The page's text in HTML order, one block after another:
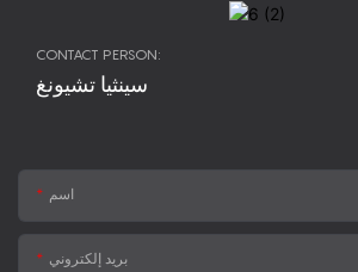
CONTACT PERSON:
سينثيا تشيونغ
اسم
بريد إلكتروني